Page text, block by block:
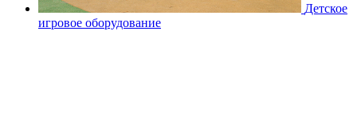
Детское
игровое оборудование